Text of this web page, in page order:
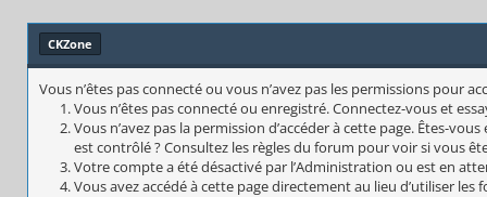
CKZone
Vous n’êtes pas connecté ou vous n’avez pas les permissions pour
Vous n’êtes pas connecté ou enregistré. Connectez-vous et
Vous n’avez pas la permission d’accéder à cette page. Êtes-
est contrôlé ? Consultez les règles du forum pour voir si vous
Votre compte a été désactivé par l’Administration ou est en
Vous avez accédé à cette page directement au lieu d’utiliser